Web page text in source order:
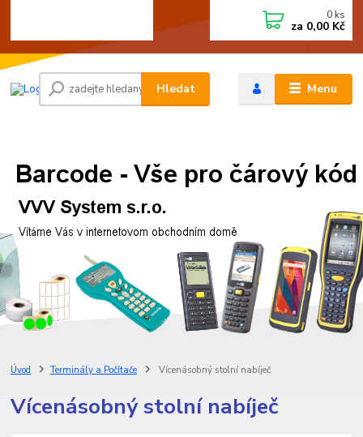
Menu
Hledat
0 ks
za 0,00 Kč
Úvod Terminály a Počítače Vícenásobný stolní nabíječ
Vícenásobný stolní nabíječ